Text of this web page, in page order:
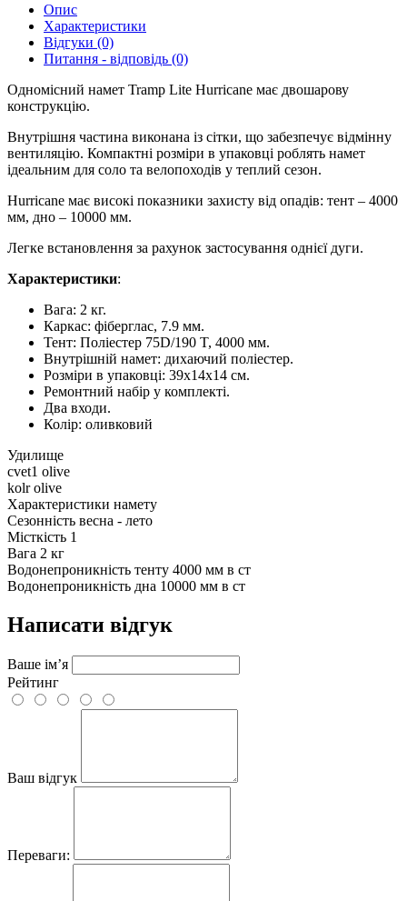
Опис
Характеристики
Відгуки (0)
Питання - відповідь (0)
Одномісний намет Tramp Lite Hurricane має двошарову
конструкцію.
Внутрішня частина виконана із сітки, що забезпечує відмінну
вентиляцію. Компактні розміри в упаковці роблять намет
ідеальним для соло та велопоходів у теплий сезон.
Hurricane має високі показники захисту від опадів: тент – 4000
мм, дно – 10000 мм.
Легке встановлення за рахунок застосування однієї дуги.
Характеристики:
Вага: 2 кг.
Каркас: фіберглас, 7.9 мм.
Тент: Поліестер 75D/190 T, 4000 мм.
Внутрішній намет: дихаючий поліестер.
Розміри в упаковці: 39х14х14 см.
Ремонтний набір у комплекті.
Два входи.
Колір: оливковий
Удилище
cvet1 olive
kolr olive
Характеристики намету
Сезонність весна - лето
Місткість 1
Вага 2 кг
Водонепроникність тенту 4000 мм в ст
Водонепроникність дна 10000 мм в ст
Написати відгук
Ваше ім’я
Рейтинг
Ваш відгук
Переваги: